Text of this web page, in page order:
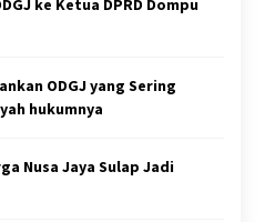
ke Ketua DPRD Dompu
ODGJ yang Sering
hukumnya
Nusa Jaya Sulap Jadi